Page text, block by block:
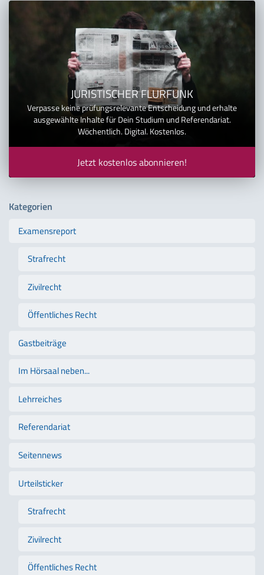
JURISTISCHER FLURFUNK
Verpasse keine prüfungsrelevante Entscheidung und erhalte
ausgewählte Inhalte für Dein Studium und Referendariat.
Wöchentlich. Digital. Kostenlos.
Jetzt kostenlos abonnieren!
Kategorien
Examensreport
Strafrecht
Zivilrecht
Öffentliches Recht
Gastbeiträge
Im Hörsaal neben...
Lehrreiches
Referendariat
Seitennews
Urteilsticker
Strafrecht
Zivilrecht
Öffentliches Recht